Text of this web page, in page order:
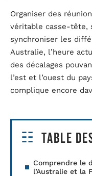
Organiser des
véritable casse-tête,
synchroniser les
Australie, l’heure
des décalages
l’est et l’ouest du
complique encore
Table
Comprendre le
l’Australie et la